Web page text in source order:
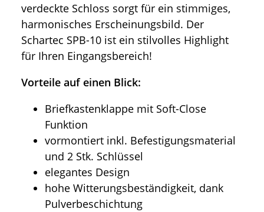
verdeckte Schloss sorgt für ein stimmiges,
harmonisches Erscheinungsbild. Der
Schartec SPB-10 ist ein stilvolles Highlight
für Ihren Eingangsbereich!
Vorteile auf einen Blick:
Briefkastenklappe mit Soft-Close
Funktion
vormontiert inkl. Befestigungsmaterial
und 2 Stk. Schlüssel
elegantes Design
hohe Witterungsbeständigkeit, dank
Pulverbeschichtung